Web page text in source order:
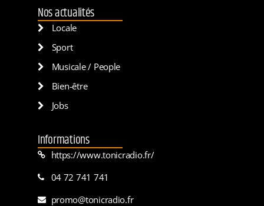
Nos actualités
Locale
Sport
Musicale / People
Bien-être
Jobs
Informations
https://www.tonicradio.fr/
04 72 741 741
promo@tonicradio.fr